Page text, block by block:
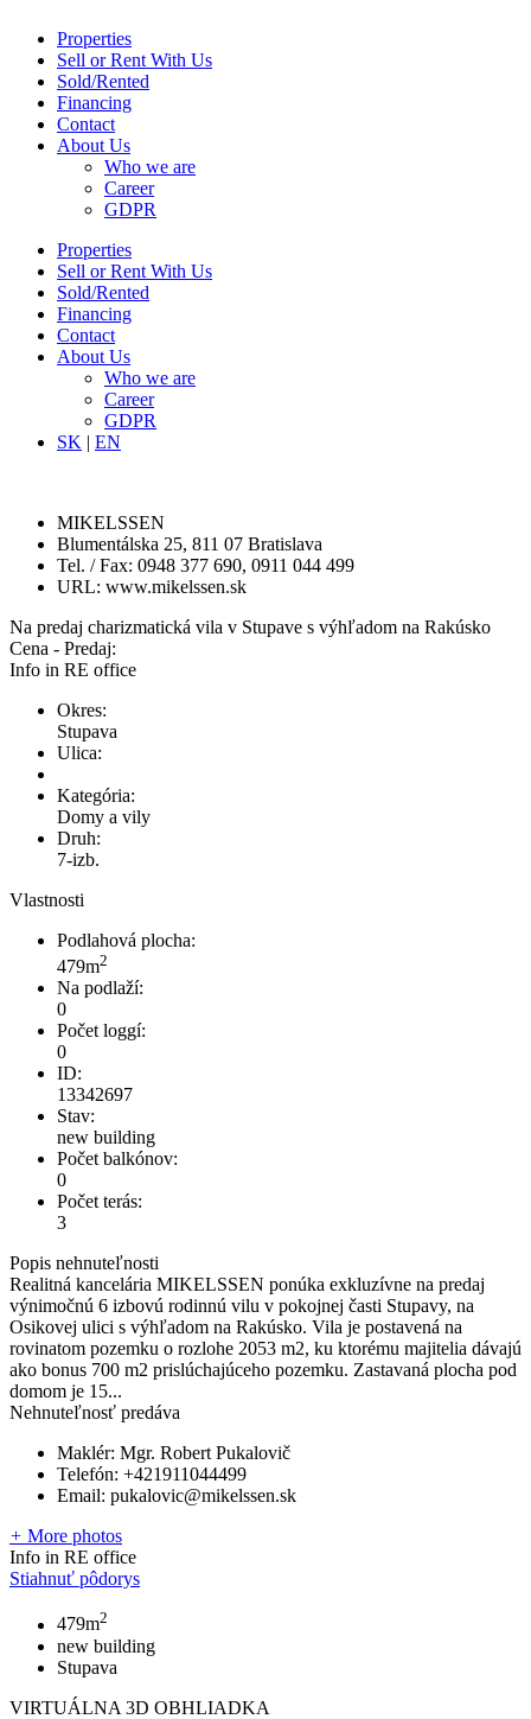
Properties
Sell or Rent With Us
Sold/Rented
Financing
Contact
About Us
Who we are
Career
GDPR
Properties
Sell or Rent With Us
Sold/Rented
Financing
Contact
About Us
Who we are
Career
GDPR
SK | EN
MIKELSSEN
Blumentálska 25, 811 07 Bratislava
Tel. / Fax: 0948 377 690, 0911 044 499
URL: www.mikelssen.sk
Na predaj charizmatická vila v Stupave s výhľadom na Rakúsko
Cena - Predaj:
Info in RE office
Okres:
Stupava
Ulica:
Kategória:
Domy a vily
Druh:
7-izb.
Vlastnosti
Podlahová plocha:
479m2
Na podlaží:
0
Počet loggí:
0
ID:
13342697
Stav:
new building
Počet balkónov:
0
Počet terás:
3
Popis nehnuteľnosti
Realitná kancelária MIKELSSEN ponúka exkluzívne na predaj
výnimočnú 6 izbovú rodinnú vilu v pokojnej časti Stupavy, na
Osikovej ulici s výhľadom na Rakúsko. Vila je postavená na
rovinatom pozemku o rozlohe 2053 m2, ku ktorému majitelia dávajú
ako bonus 700 m2 prislúchajúceho pozemku. Zastavaná plocha pod
domom je 15...
Nehnuteľnosť predáva
Maklér: Mgr. Robert Pukalovič
Telefón: +421911044499
Email: pukalovic@mikelssen.sk
+ More photos
Info in RE office
Stiahnuť pôdorys
479m2
new building
Stupava
VIRTUÁLNA 3D OBHLIADKA